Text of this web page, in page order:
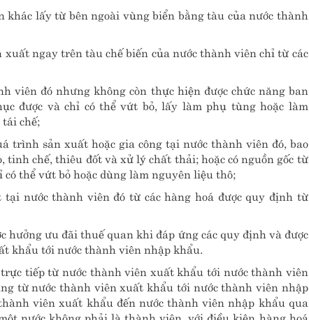
khác lấy từ bên ngoài vùng biển bằng tàu của nước thành
xuất ngay trên tàu chế biến của nước thành viên chỉ từ các
viên đó nhưng không còn thực hiện được chức năng ban
được và chỉ có thể vứt bỏ, lấy làm phụ tùng hoặc làm
chế;
trình sản xuất hoặc gia công tại nước thành viên đó, bao
tinh chế, thiêu đốt và xử lý chất thải; hoặc có nguồn gốc từ
thể vứt bỏ hoặc dùng làm nguyên liệu thô;
tại nước thành viên đó từ các hàng hoá được quy định từ
hưởng ưu đãi thuế quan khi đáp ứng các quy định và được
khẩu tới nước thành viên nhập khẩu.
tiếp từ nước thành viên xuất khẩu tới nước thành viên
từ nước thành viên xuất khẩu tới nước thành viên nhập
viên xuất khẩu đến nước thành viên nhập khẩu qua
nước không phải là thành viên, với điều kiện hàng hoá